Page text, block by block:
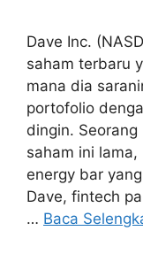
Dave Inc.
saham terbaru
mana dia
portofolio
dingin.
saham ini
energy bar
Dave, fintech
… Baca